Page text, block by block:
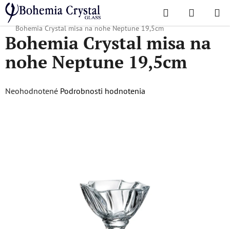
Prejsť
na
obsah
Hľadať
KOŠÍK
Domov
/ Obľúbené kolekcie / Vianočná ponuka Vánoční zboží
Bohemia Crystal misa na nohe Neptune 19,5cm
Bohemia Crystal misa na
nohe Neptune 19,5cm
Priemerné
Neohodnotené Podrobnosti hodnotenia